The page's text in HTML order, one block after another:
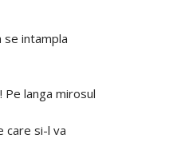
se intampla
langa mirosul
care si-l va